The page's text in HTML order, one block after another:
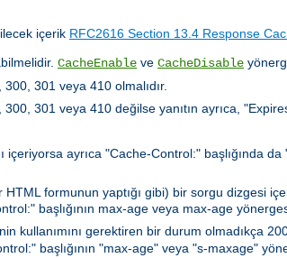
içerik RFC2616 Section 13.4 Response
CacheEnable ve CacheDisable
301 veya 410 olmalıdır.
301 veya 410 değilse yanıtın ayrıca,
içeriyorsa ayrıca "Cache-Control:" başlığında
formunun yaptığı gibi) bir sorgu dizgesi
başlığının max-age veya max-age
kullanımını gerektiren bir durum olmadıkça
başlığının "max-age" veya "s-maxage"